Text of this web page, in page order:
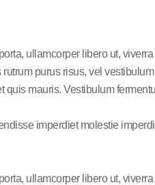
ullamcorper libero ut,
purus risus, vel
mauris. Vestibulum
imperdiet molestie
ullamcorper libero ut,